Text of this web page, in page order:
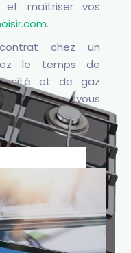
et maîtriser vos
.
chez un
le temps de
et de gaz
des offres vous
et de trouver la